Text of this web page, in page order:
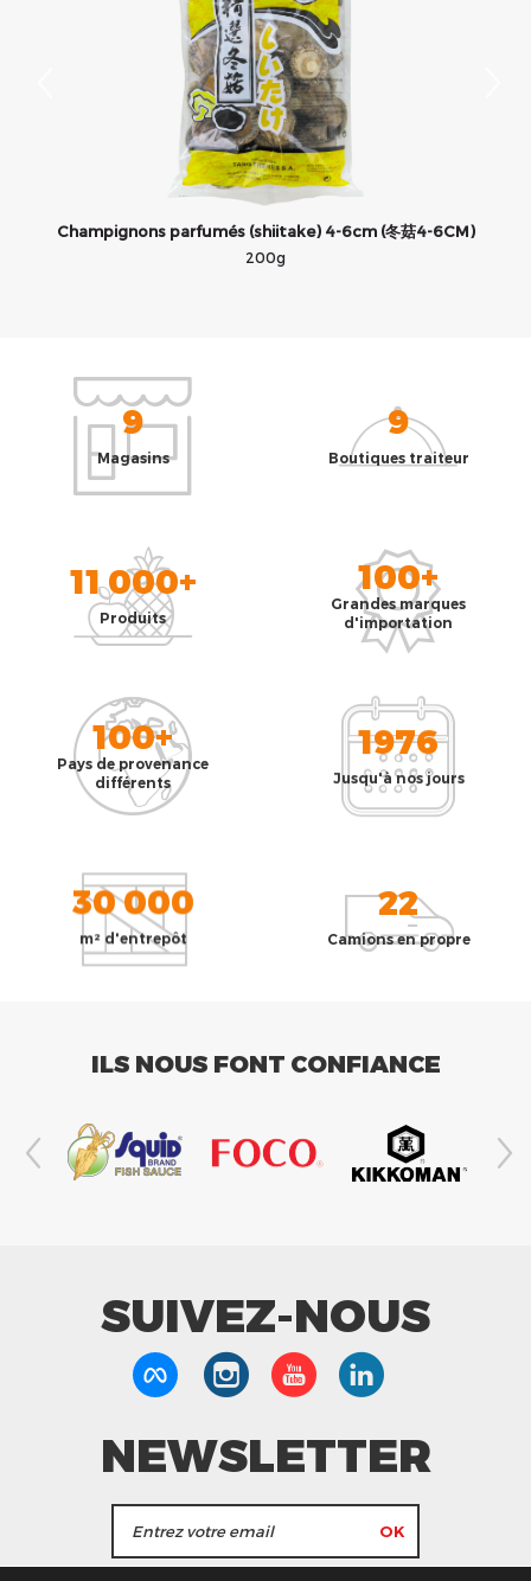
Champignons parfumés (shiitake) 4-6cm (冬菇4-6CM)
200g
9
Magasins
9
Boutiques traiteur
11 000+
Produits
100+
Grandes marques
d'importation
100+
Pays de provenance
différents
1976
Jusqu'à nos jours
30 000
m² d'entrepôt
22
Camions en propre
ILS NOUS FONT CONFIANCE
SUIVEZ-NOUS
NEWSLETTER